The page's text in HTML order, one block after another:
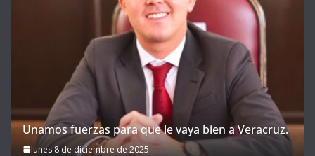
Unamos fuerzas para que le vaya bien a Veracruz.
lunes 8 de diciembre de 2025